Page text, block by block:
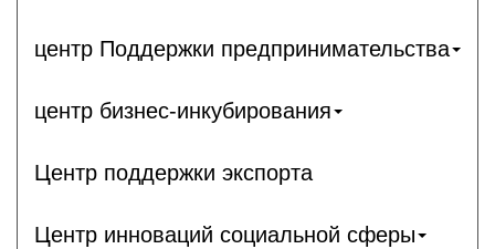
центр Поддержки предпринимательства
центр бизнес-инкубирования
Центр поддержки экспорта
Центр инноваций социальной сферы